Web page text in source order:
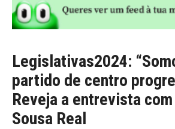
Legislativas2024:
partido de centro
Reveja a entrevista
Sousa Real